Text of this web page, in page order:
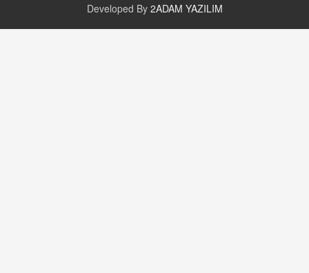
Developed By 2ADAM YAZILIM